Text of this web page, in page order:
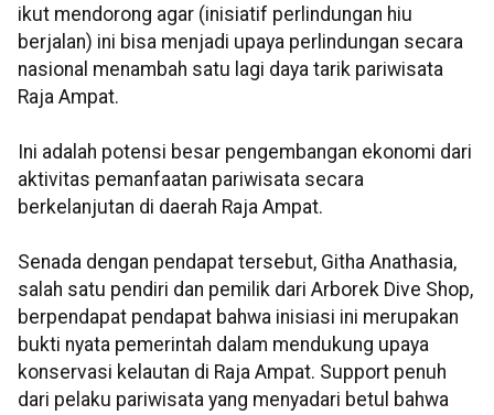
ikut mendorong agar (inisiatif perlindungan hiu
berjalan) ini bisa menjadi upaya perlindungan secara
nasional menambah satu lagi daya tarik pariwisata
Raja Ampat.
Ini adalah potensi besar pengembangan ekonomi dari
aktivitas pemanfaatan pariwisata secara
berkelanjutan di daerah Raja Ampat.
Senada dengan pendapat tersebut, Githa Anathasia,
salah satu pendiri dan pemilik dari Arborek Dive Shop,
berpendapat pendapat bahwa inisiasi ini merupakan
bukti nyata pemerintah dalam mendukung upaya
konservasi kelautan di Raja Ampat. Support penuh
dari pelaku pariwisata yang menyadari betul bahwa